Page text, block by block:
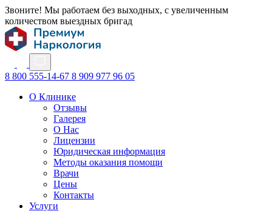
Звоните! Мы работаем без выходных, с увеличенным
количеством выездных бригад
8 800 555-14-67 8 909 977 96 05
О Клинике
Отзывы
Галерея
О Нас
Лицензии
Юридическая информация
Методы оказания помощи
Врачи
Цены
Контакты
Услуги